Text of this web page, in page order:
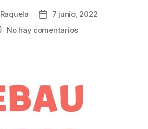
Raquela
Fecha7 junio, 2022
No hay comentariosen